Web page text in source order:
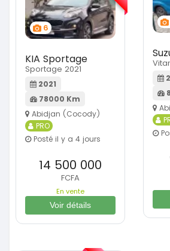
6
KIA Sportage
Sportage 2021
2021
78000 Km
Abidjan (Cocody)
PRO
Posté il y a 4 jours
14 500 000
FCFA
En vente
Voir détails